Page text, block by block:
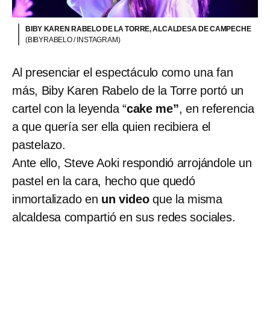
BIBY KAREN RABELO DE LA TORRE, ALCALDESA DE CAMPECHE
(BIBYRABELO / INSTAGRAM)
Al presenciar el espectáculo como una fan
más, Biby Karen Rabelo de la Torre portó un
cartel con la leyenda “cake me”, en referencia
a que quería ser ella quien recibiera el
pastelazo.
Ante ello, Steve Aoki respondió arrojándole un
pastel en la cara, hecho que quedó
inmortalizado en un videoque la misma
alcaldesa compartió en sus redes sociales.